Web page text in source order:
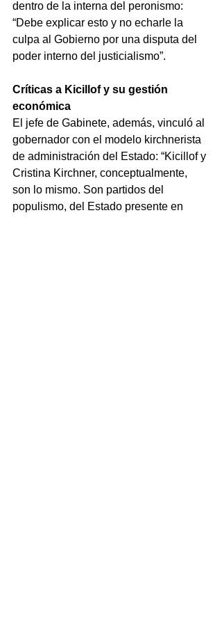
dentro de la interna del peronismo:
“Debe explicar esto y no echarle la
culpa al Gobierno por una disputa del
poder interno del justicialismo”.
Críticas a Kicillof y su gestión
económica
El jefe de Gabinete, además, vinculó al
gobernador con el modelo kirchnerista
de administración del Estado: “Kicillof y
Cristina Kirchner, conceptualmente,
son lo mismo. Son partidos del
populismo, del Estado presente en